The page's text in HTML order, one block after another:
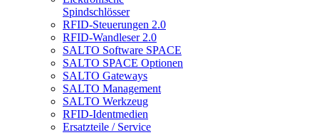
Spindschlösser
RFID-Steuerungen 2.0
RFID-Wandleser 2.0
SALTO Software SPACE
SALTO SPACE Optionen
SALTO Gateways
SALTO Management
SALTO Werkzeug
RFID-Identmedien
Ersatzteile / Service